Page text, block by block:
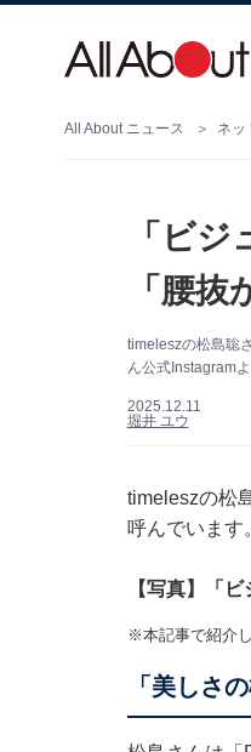
All About ニュース ネッ
「ビ
「腰
timeleszの松島聡
ん公式Instagramよ
2025.12.11
堀井 ユウ
timeleszの松
呼んでいます。
【写真】「
※本記事で紹介
「美しさ